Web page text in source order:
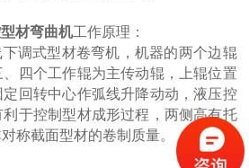
家定制四轴数控型材弯曲机
材弯曲机工作原理：
调式型材卷弯机，机器的两个边辊
四个工作辊为主传动辊，上辊位置
回转中心作弧线升降动动，液压控
于控制型材成形过程，两侧高有托
称截面型材的卷制质量。